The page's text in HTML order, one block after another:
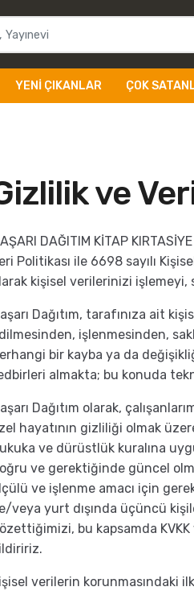
YENI ÇIKANLAR ÇOK
ve
DAĞITIM KİTAP
Politikası ile 6698 sayılı
kişisel verilerinizi işlemeyi,
Dağıtım, tarafınıza ait
işlenmesinden,
bir kayba ya da
almakta; bu konuda
Dağıtım olarak,
hayatının gizliliği olmak
ve dürüstlük kuralına
ve gerektiğinde güncel
ve işlenme amacı için
veya yurt dışında üçüncü
bu kapsamda
verilerin korunmasındaki